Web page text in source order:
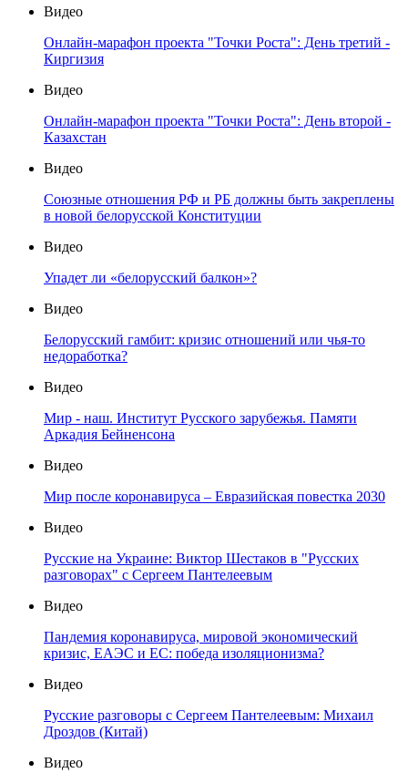
Видео
Онлайн-марафон проекта "Точки Роста": День третий -
Киргизия
Видео
Онлайн-марафон проекта "Точки Роста": День второй -
Казахстан
Видео
Союзные отношения РФ и РБ должны быть закреплены
в новой белорусской Конституции
Видео
Упадет ли «белорусский балкон»?
Видео
Белорусский гамбит: кризис отношений или чья-то
недоработка?
Видео
Мир - наш. Институт Русского зарубежья. Памяти
Аркадия Бейненсона
Видео
Мир после коронавируса – Евразийская повестка 2030
Видео
Русские на Украине: Виктор Шестаков в "Русских
разговорах" с Сергеем Пантелеевым
Видео
Пандемия коронавируса, мировой экономический
кризис, ЕАЭС и ЕС: победа изоляционизма?
Видео
Русские разговоры с Сергеем Пантелеевым: Михаил
Дроздов (Китай)
Видео